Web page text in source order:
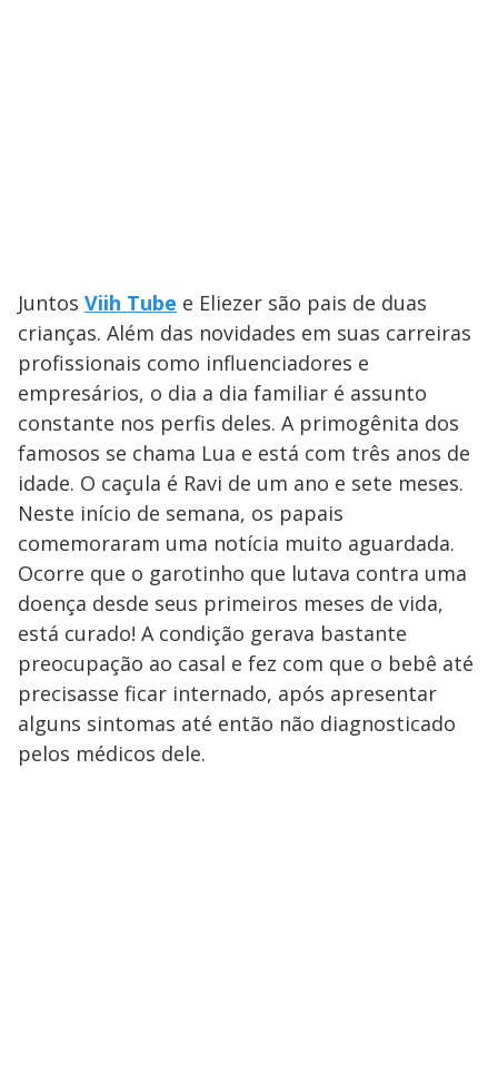
Juntos Viih Tube e Eliezer são pais de duas
crianças. Além das novidades em suas carreiras
profissionais como influenciadores e
empresários, o dia a dia familiar é assunto
constante nos perfis deles. A primogênita dos
famosos se chama Lua e está com três anos de
idade. O caçula é Ravi de um ano e sete meses.
Neste início de semana, os papais
comemoraram uma notícia muito aguardada.
Ocorre que o garotinho que lutava contra uma
doença desde seus primeiros meses de vida,
está curado! A condição gerava bastante
preocupação ao casal e fez com que o bebê até
precisasse ficar internado, após apresentar
alguns sintomas até então não diagnosticado
pelos médicos dele.